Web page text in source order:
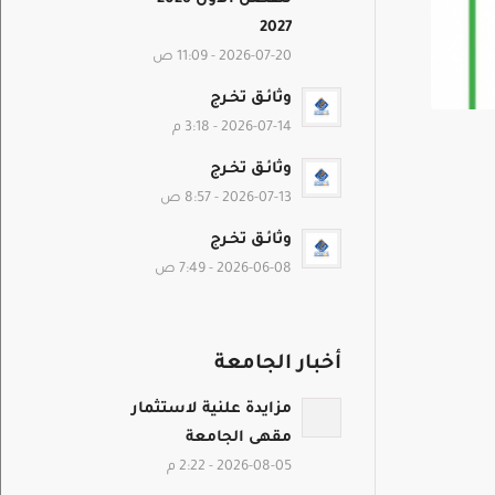
2027
2026-07-20 - 11:09 ص
وثائـق تخـرج
2026-07-14 - 3:18 م
وثائـق تخـرج
2026-07-13 - 8:57 ص
وثائـق تخـرج
2026-06-08 - 7:49 ص
أخبار الجامعة
مزايدة علنية لاستثمار
مقهى الجامعة
2026-08-05 - 2:22 م